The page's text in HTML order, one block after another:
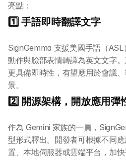
亮點：
1️⃣ 手語即時翻譯文字
SignGemma 支援美國手語（ASL
動作與臉部表情轉譯為英文文字
更具備即時性，有望應用於會議
景。
2️⃣ 開源架構，開放應用彈
作為 Gemini 家族的一員，
型形式釋出。開發者可根據不同
置、本地伺服器或雲端平台，加快